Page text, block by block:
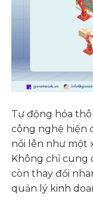
Tự động hóa
công nghệ hiện
nổi lên như một
Không chỉ cung
còn thay đổi
quản lý kinh